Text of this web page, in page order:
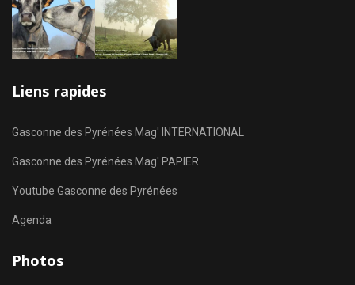
Liens rapides
Gasconne des Pyrénées Mag' INTERNATIONAL
Gasconne des Pyrénées Mag' PAPIER
Youtube Gasconne des Pyrénées
Agenda
Photos